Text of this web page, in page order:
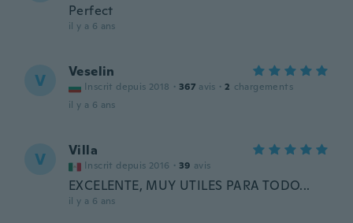
Perfect
il y a 6 ans
V Veselin
Inscrit depuis 2018 · 367 avis · 2 chargements
il y a 6 ans
V Villa
Inscrit depuis 2016 · 39 avis
EXCELENTE, MUY UTILES PARA TODO...
il y a 6 ans